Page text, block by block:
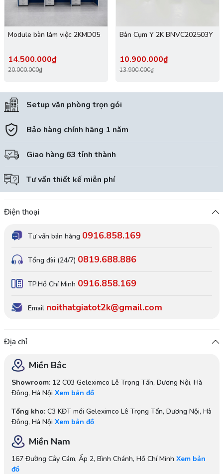
Module bàn làm việc 2KMD05
14.500.000₫
20.000.000₫
Bàn Cụm Y 2K BNVC202503Y
10.900.000₫
13.900.000₫
Setup văn phòng trọn gói
Bảo hàng chính hãng 1 năm
Giao hàng 63 tỉnh thành
Tư vấn thiết kế miễn phí
Điện thoại
Tư vấn bán hàng 0916.858.169
Tổng đài (24/7) 0819.688.886
TP.Hồ Chí Minh 0916.858.169
Email noithatgiatot2k@gmail.com
Địa chỉ
Miền Bắc
Showroom:12 C03 Geleximco Lê Trọng Tấn, Dương Nội, Hà
Đông, Hà Nội Xem bản đồ
Tổng kho:C3 KĐT mới Geleximco Lê Trọng Tấn, Dương Nội, Hà
Đông, Hà Nội Xem bản đồ
Miền Nam
167 Đường Cây Cám, Ấp 2, Bình Chánh, Hồ Chí Minh Xem bản
đồ